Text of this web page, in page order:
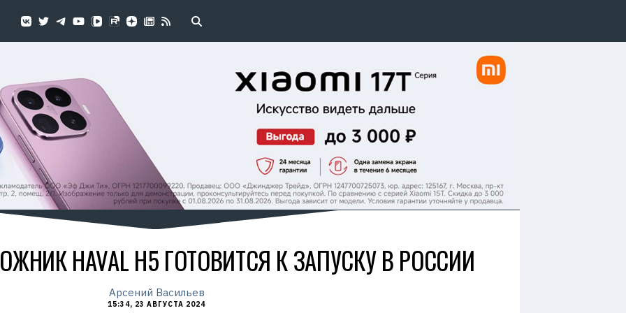
HAVAL H5 ГОТОВИТСЯ К ЗАПУСКУ В РОССИИ
Арсений Васильев
15:34, 23 АВГУСТА 2024